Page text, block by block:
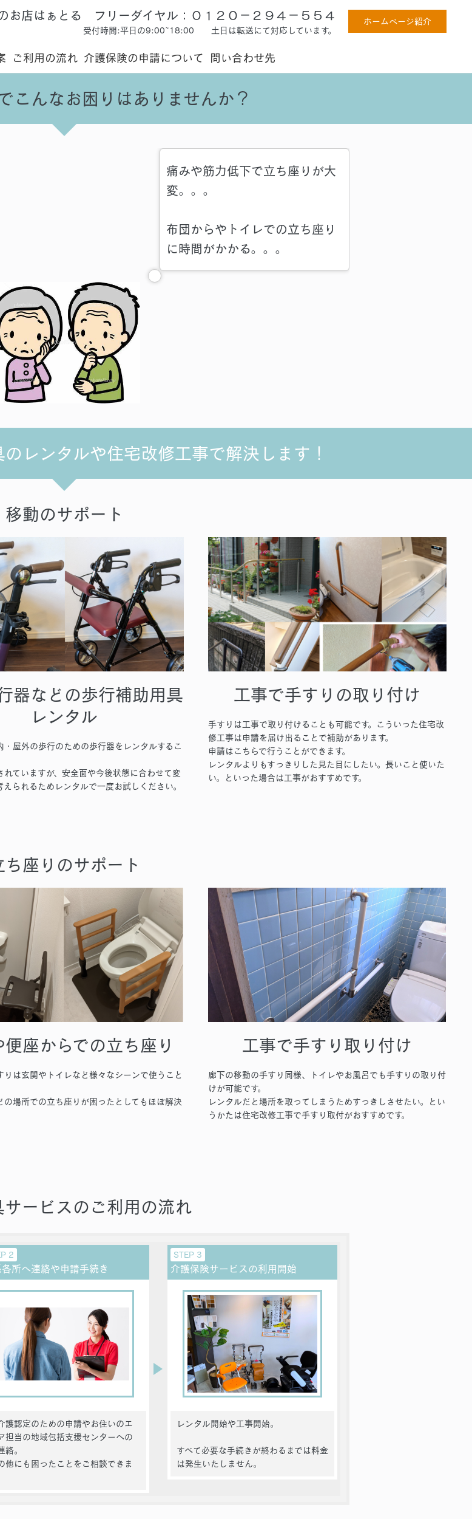
お店はぁとる フリーダイヤル：０１２０－２９４－５５４
受付時間:平日の9:00~18:00 土日は転送にて対応しています。
ホームページ紹介
ご利用の流れ 介護保険の申請について 問い合わせ先
こんなお困りはありませんか？
痛みや筋力低下で立ち座りが大
変。。。
布団からやトイレでの立ち座り
に時間がかかる。。。
レンタルや住宅改修工事で解決します！
移動のサポート
器などの歩行補助用具
レンタル
・屋外の歩行のための歩行器をレンタルするこ
れていますが、安全面や今後状態に合わせて変
えられるためレンタルで一度お試しください。
工事で手すりの取り付け
手すりは工事で取り付けることも可能です。こういった住宅改
修工事は申請を届け出ることで補助があります。
申請はこちらで行うことができます。
レンタルよりもすっきりした見た目にしたい。長いこと使いた
い。といった場合は工事がおすすめです。
ち座りのサポート
便座からでの立ち座り
りは玄関やトイレなど様々なシーンで使うこと
の場所での立ち座りが困ったとしてもほぼ解決
工事で手すり取り付け
廊下の移動の手すり同様、トイレやお風呂でも手すりの取り付
けが可能です。
レンタルだと場所を取ってしまうためすっきしさせたい。とい
うかたは住宅改修工事で手すり取付がおすすめです。
サービスのご利用の流れ
2
各所へ連絡や申請手続き
護認定のための申請やお住いのエ
担当の地域包括支援センターへの
絡。
他にも困ったことをご相談できま
STEP 3
介護保険サービスの利用開始
レンタル開始や工事開始。
すべて必要な手続きが終わるまでは料金
は発生いたしません。